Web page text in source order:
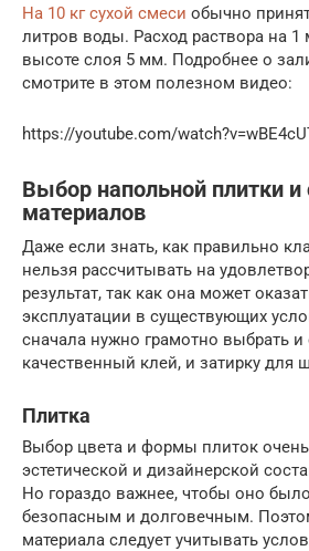
На 10 кг сухой смеси обычно
литров воды. Расход раствора на 1
высоте слоя 5 мм. Подробнее о
смотрите в этом полезном видео:
https://youtube.com/
Выбор напольной плитки
материалов
Даже если знать, как правильно
нельзя рассчитывать на
результат, так как она может
эксплуатации в существующих
сначала нужно грамотно выбрать и
качественный клей, и затирку для
Плитка
Выбор цвета и формы плиток
эстетической и дизайнерской
Но гораздо важнее, чтобы оно
безопасным и долговечным.
материала следует учитывать